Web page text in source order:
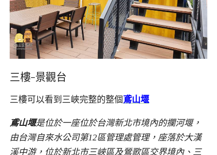
三樓-景觀台
三樓可以看到三峽完整的整個鳶山堰
鳶山堰是位於一座位於台灣新北市境內的攔河堰，
由台灣自來水公司第12區管理處管理，座落於大漢
溪中游，位於新北市三峽區及鶯歌區交界境內、三